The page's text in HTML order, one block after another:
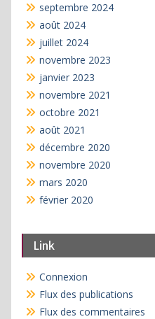
septembre 2024
août 2024
juillet 2024
novembre 2023
janvier 2023
novembre 2021
octobre 2021
août 2021
décembre 2020
novembre 2020
mars 2020
février 2020
Link
Connexion
Flux des publications
Flux des commentaires